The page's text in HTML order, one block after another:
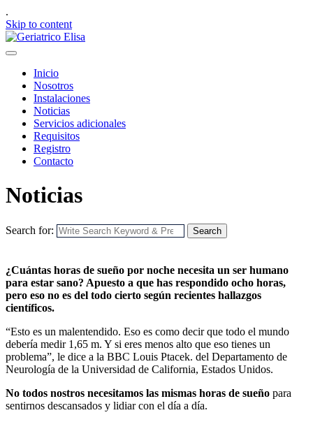
.
Skip to content
Inicio
Nosotros
Instalaciones
Noticias
Servicios adicionales
Requisitos
Registro
Contacto
Noticias
Search for: Search
¿Cuántas horas de sueño por noche necesita un ser humano
para estar sano? Apuesto a que has respondido ocho horas,
pero eso no es del todo cierto según recientes hallazgos
científicos.
“Esto es un malentendido. Eso es como decir que todo el mundo
debería medir 1,65 m. Y si eres menos alto que eso tienes un
problema”, le dice a la BBC Louis Ptacek. del Departamento de
Neurología de la Universidad de California, Estados Unidos.
No todos nostros necesitamos las mismas horas de sueño para
sentirnos descansados y lidiar con el día a día.